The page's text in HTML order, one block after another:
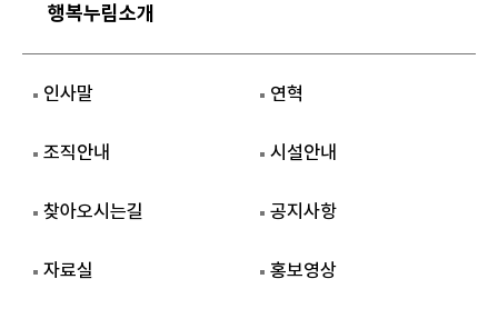
행복누림소개
인사말 연혁
조직안내 시설안내
찾아오시는길 공지사항
자료실 홍보영상